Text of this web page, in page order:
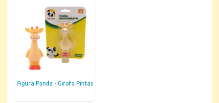
Figura Panda - Girafa Pintas